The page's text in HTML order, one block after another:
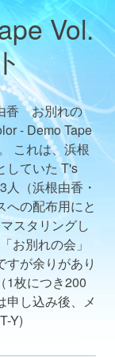
Vol.
香 お別れの
- Demo Tape
これは、浜根
していた T's
（浜根由香・
への配布用にと
スタリングし
お別れの会」
すが余りがあり
1枚につき200
申し込み後、メ
Y)